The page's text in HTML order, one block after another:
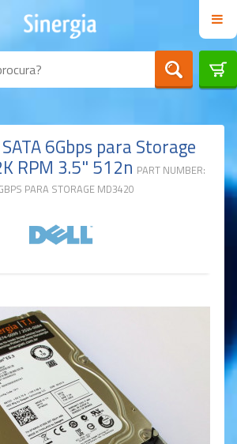
6Gbps para Storage
RPM 3.5" 512n PART NUMBER:
PARA STORAGE MD3420